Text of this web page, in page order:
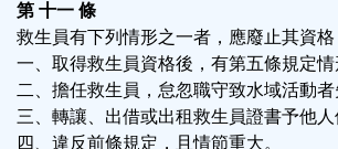
第 十一 條
救生員有下列情形之一者，應廢止其資格
一、取得救生員資格後，有第五條規定情
二、擔任救生員，怠忽職守致水域活動者
三、轉讓、出借或出租救生員證書予他人
四、違反前條規定，且情節重大。